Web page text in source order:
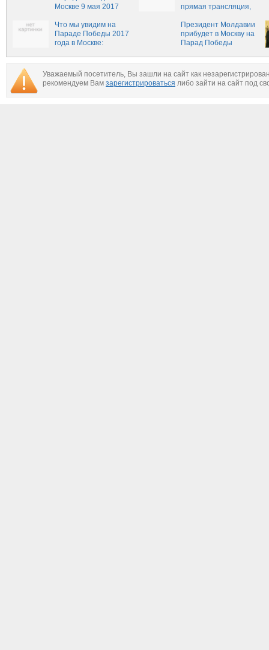
Москве 9 мая 2017
онлайн
прямая трансляция,
Что мы увидим на
Параде Победы 2017
года в Москве:
Президент Молдавии
прибудет в Москву на
Парад Победы
Уважаемый посетитель, Вы зашли на сайт как
рекомендуем Вам зарегистрироваться либо зайти на сайт под